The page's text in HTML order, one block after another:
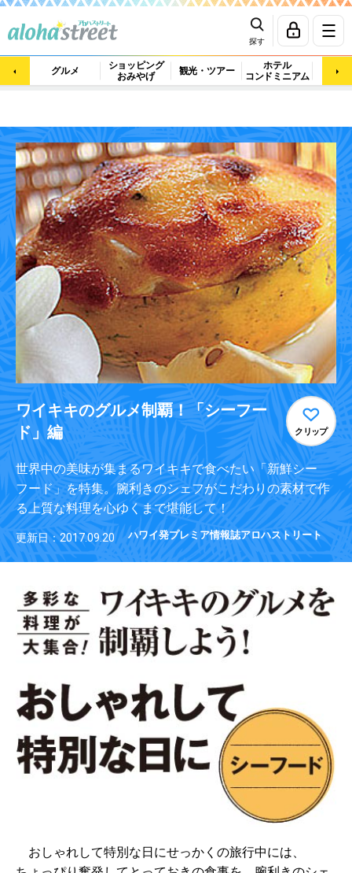
探す
グルメ
ショッピング
おみやげ
観光・ツアー
ホテル
コンドミニアム
マッ
ワイキキのグルメ制覇！「シーフー
ド」編
クリップ
世界中の美味が集まるワイキキで食べたい「新鮮シー
フード」を特集。腕利きのシェフがこだわりの素材で作
る上質な料理を心ゆくまで堪能して！
更新日：2017.09.20 ハワイ発プレミア情報誌アロハストリート
おしゃれして特別な日にせっかくの旅行中には、